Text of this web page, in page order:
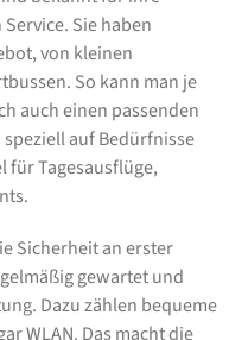
Sie haben
von kleinen
So kann man je
auch einen passenden
auf Bedürfnisse
für Tagesausflüge,
Sicherheit an erster
gewartet und
Dazu zählen bequeme
WLAN. Das macht die